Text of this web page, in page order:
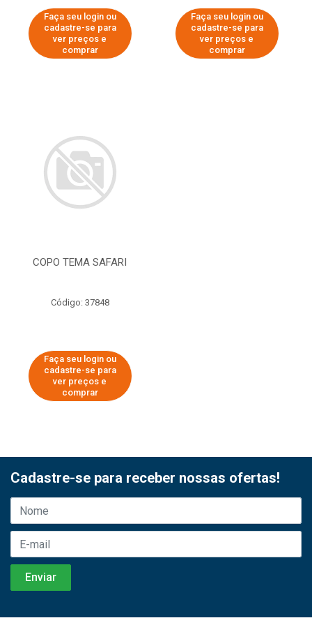
Faça seu login ou
cadastre-se para
ver preços e
comprar
Faça seu login ou
cadastre-se para
ver preços e
comprar
COPO TEMA SAFARI
Código: 37848
Faça seu login ou
cadastre-se para
ver preços e
comprar
Cadastre-se para receber nossas ofertas!